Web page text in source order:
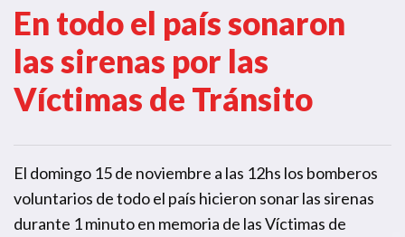
En todo el país sonaron
las sirenas por las
Víctimas de Tránsito
El domingo 15 de noviembre a las 12hs los bomberos
voluntarios de todo el país hicieron sonar las sirenas
durante 1 minuto en memoria de las Víctimas de